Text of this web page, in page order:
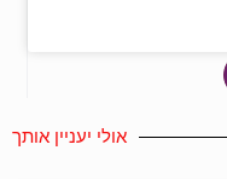
אולי יעניין אותך